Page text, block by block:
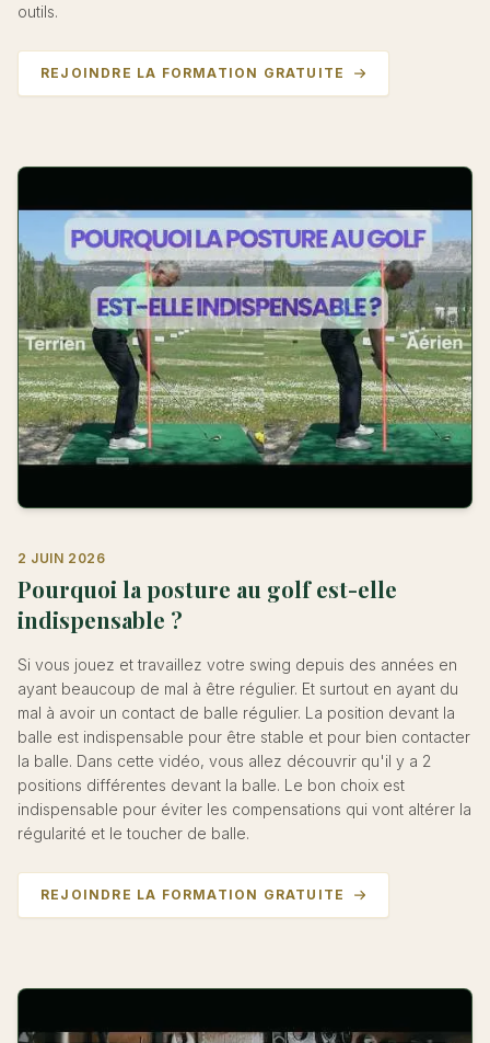
outils.
REJOINDRE LA FORMATION GRATUITE
2 JUIN 2026
Pourquoi la posture au golf est-elle
indispensable ?
Si vous jouez et travaillez votre swing depuis des années en
ayant beaucoup de mal à être régulier. Et surtout en ayant du
mal à avoir un contact de balle régulier. La position devant la
balle est indispensable pour être stable et pour bien contacter
la balle. Dans cette vidéo, vous allez découvrir qu'il y a 2
positions différentes devant la balle. Le bon choix est
indispensable pour éviter les compensations qui vont altérer la
régularité et le toucher de balle.
REJOINDRE LA FORMATION GRATUITE